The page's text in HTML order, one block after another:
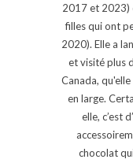
2017 et 2023)
filles qui ont
2020). Elle a
et visité plus
Canada,
en large.
elle, c’est
chocolat